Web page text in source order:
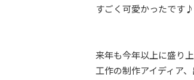
すごく可愛かったです♪
来年も今年以上に盛り
工作の制作アイディア